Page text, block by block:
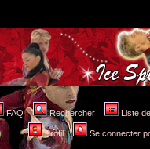
FAQ Rechercher Liste
Profil Se connecter